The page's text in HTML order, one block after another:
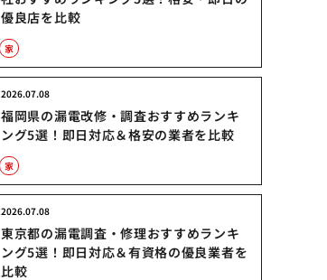
優良店を比較
家
福岡県の漏電改修・調査おすすめランキ
ング5選！即日対応＆格安の業者を比較
2026.07.08
家
東京都の漏電調査・修理おすすめランキ
ング5選！即日対応＆有資格の優良業者を
比較
2026.07.08